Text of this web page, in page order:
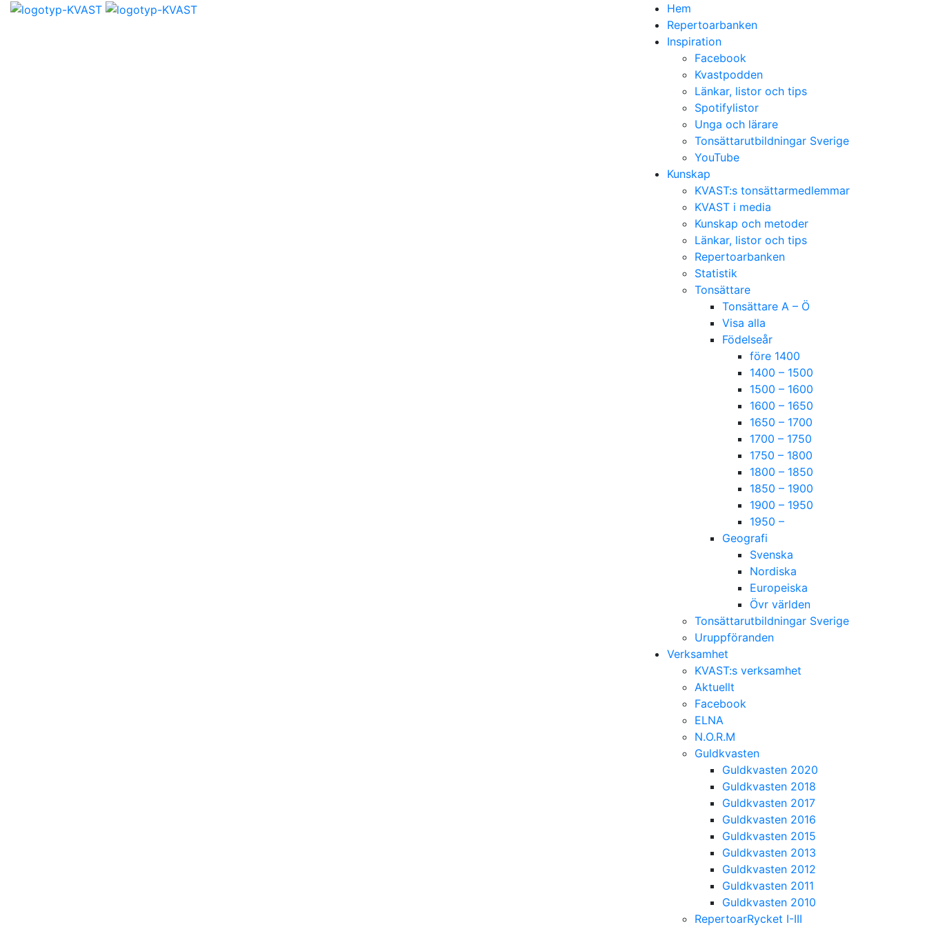
Hem
Repertoarbanken
Inspiration
Facebook
Kvastpodden
Länkar, listor och tips
Spotifylistor
Unga och lärare
Tonsättarutbildningar Sverige
YouTube
Kunskap
KVAST:s tonsättarmedlemmar
KVAST i media
Kunskap och metoder
Länkar, listor och tips
Repertoarbanken
Statistik
Tonsättare
Tonsättare A – Ö
Visa alla
Födelseår
före 1400
1400 – 1500
1500 – 1600
1600 – 1650
1650 – 1700
1700 – 1750
1750 – 1800
1800 – 1850
1850 – 1900
1900 – 1950
1950 –
Geografi
Svenska
Nordiska
Europeiska
Övr världen
Tonsättarutbildningar Sverige
Uruppföranden
Verksamhet
KVAST:s verksamhet
Aktuellt
Facebook
ELNA
N.O.R.M
Guldkvasten
Guldkvasten 2020
Guldkvasten 2018
Guldkvasten 2017
Guldkvasten 2016
Guldkvasten 2015
Guldkvasten 2013
Guldkvasten 2012
Guldkvasten 2011
Guldkvasten 2010
RepertoarRycket I-III